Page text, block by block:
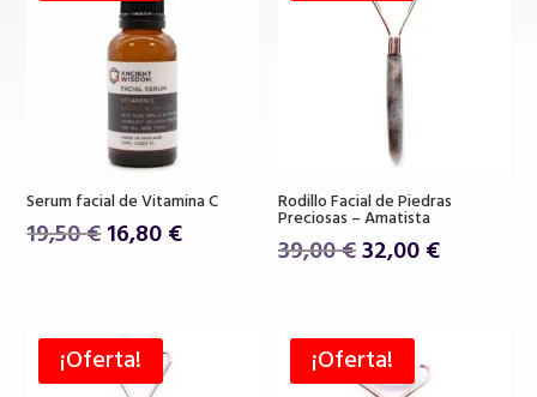
Serum facial de Vitamina C
19,50€El
19,50 €.
16,80€El
Rodillo Facial de Piedras
Preciosas – Amatista
39,00€El
era:
39,00 €.
32,00€El
¡Oferta! ¡Oferta!